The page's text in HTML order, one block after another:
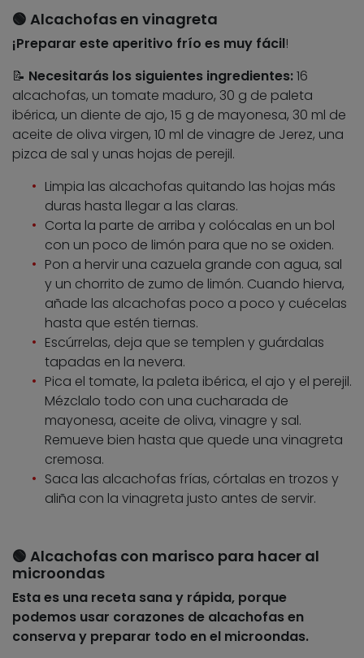
🟢 Alcachofas en vinagreta
¡Preparar este aperitivo frío es muy fácil!
📝 Necesitarás los siguientes ingredientes:16
alcachofas, un tomate maduro, 30 g de paleta
ibérica, un diente de ajo, 15 g de mayonesa, 30 ml de
aceite de oliva virgen, 10 ml de vinagre de Jerez, una
pizca de sal y unas hojas de perejil.
Limpia las alcachofas quitando las hojas más
duras hasta llegar a las claras.
Corta la parte de arriba y colócalas en un bol
con un poco de limón para que no se oxiden.
Pon a hervir una cazuela grande con agua, sal
y un chorrito de zumo de limón. Cuando hierva,
añade las alcachofas poco a poco y cuécelas
hasta que estén tiernas.
Escúrrelas, deja que se templen y guárdalas
tapadas en la nevera.
Pica el tomate, la paleta ibérica, el ajo y el perejil.
Mézclalo todo con una cucharada de
mayonesa, aceite de oliva, vinagre y sal.
Remueve bien hasta que quede una vinagreta
cremosa.
Saca las alcachofas frías, córtalas en trozos y
aliña con la vinagreta justo antes de servir.
🟢 Alcachofas con marisco para hacer al
microondas
Esta es una receta sana y rápida, porque
podemos usar corazones de alcachofas en
conserva y preparar todo en el microondas.